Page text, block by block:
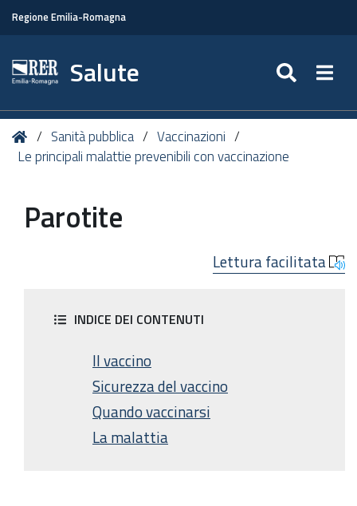
Regione Emilia-Romagna
Salute
Tu
sei
HomeSanità pubblica
Vaccinazioni
Le principali malattie prevenibili con vaccinazione
Parotite
Lettura facilitata
INDICE DEI CONTENUTI
Il vaccino
Sicurezza del vaccino
Quando vaccinarsi
La malattia